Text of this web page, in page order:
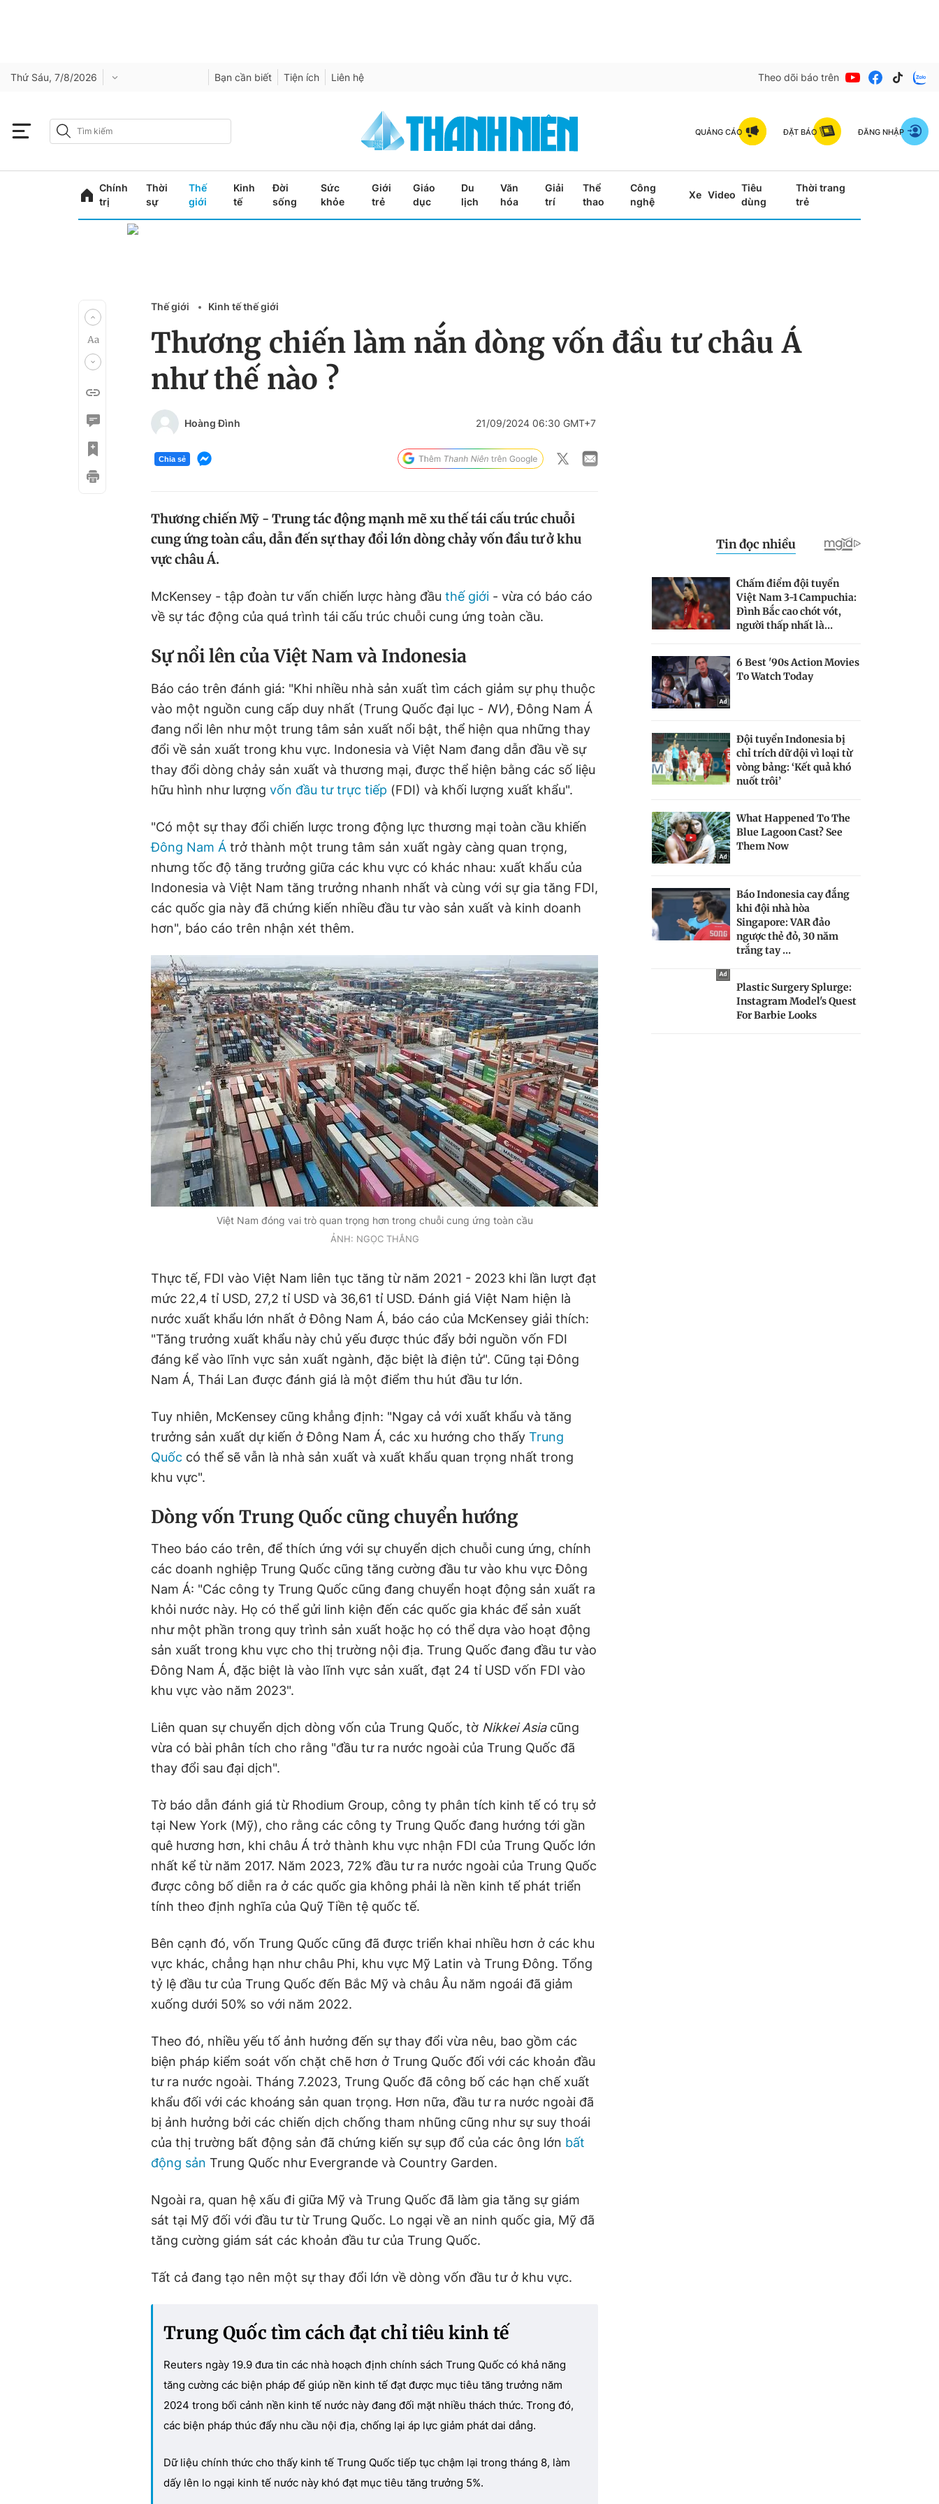
Thứ Sáu, 7/8/2026 Bạn cần biết Tiện ích Liên hệ Theo dõi báo trên
QUẢNG CÁO ĐẶT BÁO ĐĂNG NHẬP
Chính
trị
Thời
sự
Thế
giới
Kinh
tế
Đời
sống
Sức
khỏe
Giới
trẻ
Giáo
dục
Du
lịch
Văn
hóa
Giải
trí
Thể
thao
Công
nghệ
Xe Video
Tiêu
dùng
Thời trang
trẻ
Thế giới Kinh tế thế giới
Thương chiến làm nắn dòng vốn đầu tư châu Á
như thế nào ?
Hoàng Đình 21/09/2024 06:30 GMT+7
Chia sẻ
Thương chiến Mỹ - Trung tác động mạnh mẽ xu thế tái cấu trúc chuỗi
cung ứng toàn cầu, dẫn đến sự thay đổi lớn dòng chảy vốn đầu tư ở khu
vực châu Á.
McKensey - tập đoàn tư vấn chiến lược hàng đầu thế giới - vừa có báo cáo
về sự tác động của quá trình tái cấu trúc chuỗi cung ứng toàn cầu.
Sự nổi lên của Việt Nam và Indonesia
Báo cáo trên đánh giá: "Khi nhiều nhà sản xuất tìm cách giảm sự phụ thuộc
vào một nguồn cung cấp duy nhất (Trung Quốc đại lục - NV), Đông Nam Á
đang nổi lên như một trung tâm sản xuất nổi bật, thể hiện qua những thay
đổi về sản xuất trong khu vực. Indonesia và Việt Nam đang dẫn đầu về sự
thay đổi dòng chảy sản xuất và thương mại, được thể hiện bằng các số liệu
hữu hình như lượng vốn đầu tư trực tiếp (FDI) và khối lượng xuất khẩu".
"Có một sự thay đổi chiến lược trong động lực thương mại toàn cầu khiến
Đông Nam Á trở thành một trung tâm sản xuất ngày càng quan trọng,
nhưng tốc độ tăng trưởng giữa các khu vực có khác nhau: xuất khẩu của
Indonesia và Việt Nam tăng trưởng nhanh nhất và cùng với sự gia tăng FDI,
các quốc gia này đã chứng kiến nhiều đầu tư vào sản xuất và kinh doanh
hơn", báo cáo trên nhận xét thêm.
Việt Nam đóng vai trò quan trọng hơn trong chuỗi cung ứng toàn cầu
ẢNH: NGỌC THẮNG
Thực tế, FDI vào Việt Nam liên tục tăng từ năm 2021 - 2023 khi lần lượt đạt
mức 22,4 tỉ USD, 27,2 tỉ USD và 36,61 tỉ USD. Đánh giá Việt Nam hiện là
nước xuất khẩu lớn nhất ở Đông Nam Á, báo cáo của McKensey giải thích:
"Tăng trưởng xuất khẩu này chủ yếu được thúc đẩy bởi nguồn vốn FDI
đáng kể vào lĩnh vực sản xuất ngành, đặc biệt là điện tử". Cũng tại Đông
Nam Á, Thái Lan được đánh giá là một điểm thu hút đầu tư lớn.
Tuy nhiên, McKensey cũng khẳng định: "Ngay cả với xuất khẩu và tăng
trưởng sản xuất dự kiến ở Đông Nam Á, các xu hướng cho thấy Trung
Quốc có thể sẽ vẫn là nhà sản xuất và xuất khẩu quan trọng nhất trong
khu vực".
Dòng vốn Trung Quốc cũng chuyển hướng
Theo báo cáo trên, để thích ứng với sự chuyển dịch chuỗi cung ứng, chính
các doanh nghiệp Trung Quốc cũng tăng cường đầu tư vào khu vực Đông
Nam Á: "Các công ty Trung Quốc cũng đang chuyển hoạt động sản xuất ra
khỏi nước này. Họ có thể gửi linh kiện đến các quốc gia khác để sản xuất
như một phần trong quy trình sản xuất hoặc họ có thể dựa vào hoạt động
sản xuất trong khu vực cho thị trường nội địa. Trung Quốc đang đầu tư vào
Đông Nam Á, đặc biệt là vào lĩnh vực sản xuất, đạt 24 tỉ USD vốn FDI vào
khu vực vào năm 2023".
Liên quan sự chuyển dịch dòng vốn của Trung Quốc, tờ Nikkei Asiacũng
vừa có bài phân tích cho rằng "đầu tư ra nước ngoài của Trung Quốc đã
thay đổi sau đại dịch".
Tờ báo dẫn đánh giá từ Rhodium Group, công ty phân tích kinh tế có trụ sở
tại New York (Mỹ), cho rằng các công ty Trung Quốc đang hướng tới gần
quê hương hơn, khi châu Á trở thành khu vực nhận FDI của Trung Quốc lớn
nhất kể từ năm 2017. Năm 2023, 72% đầu tư ra nước ngoài của Trung Quốc
được công bố diễn ra ở các quốc gia không phải là nền kinh tế phát triển
tính theo định nghĩa của Quỹ Tiền tệ quốc tế.
Bên cạnh đó, vốn Trung Quốc cũng đã được triển khai nhiều hơn ở các khu
vực khác, chẳng hạn như châu Phi, khu vực Mỹ Latin và Trung Đông. Tổng
tỷ lệ đầu tư của Trung Quốc đến Bắc Mỹ và châu Âu năm ngoái đã giảm
xuống dưới 50% so với năm 2022.
Theo đó, nhiều yếu tố ảnh hưởng đến sự thay đổi vừa nêu, bao gồm các
biện pháp kiểm soát vốn chặt chẽ hơn ở Trung Quốc đối với các khoản đầu
tư ra nước ngoài. Tháng 7.2023, Trung Quốc đã công bố các hạn chế xuất
khẩu đối với các khoáng sản quan trọng. Hơn nữa, đầu tư ra nước ngoài đã
bị ảnh hưởng bởi các chiến dịch chống tham nhũng cũng như sự suy thoái
của thị trường bất động sản đã chứng kiến sự sụp đổ của các ông lớn bất
động sản Trung Quốc như Evergrande và Country Garden.
Ngoài ra, quan hệ xấu đi giữa Mỹ và Trung Quốc đã làm gia tăng sự giám
sát tại Mỹ đối với đầu tư từ Trung Quốc. Lo ngại về an ninh quốc gia, Mỹ đã
tăng cường giám sát các khoản đầu tư của Trung Quốc.
Tất cả đang tạo nên một sự thay đổi lớn về dòng vốn đầu tư ở khu vực.
Trung Quốc tìm cách đạt chỉ tiêu kinh tế
Reuters ngày 19.9 đưa tin các nhà hoạch định chính sách Trung Quốc có khả năng
tăng cường các biện pháp để giúp nền kinh tế đạt được mục tiêu tăng trưởng năm
2024 trong bối cảnh nền kinh tế nước này đang đối mặt nhiều thách thức. Trong đó,
các biện pháp thúc đẩy nhu cầu nội địa, chống lại áp lực giảm phát dai dẳng.
Dữ liệu chính thức cho thấy kinh tế Trung Quốc tiếp tục chậm lại trong tháng 8, làm
dấy lên lo ngại kinh tế nước này khó đạt mục tiêu tăng trưởng 5%.